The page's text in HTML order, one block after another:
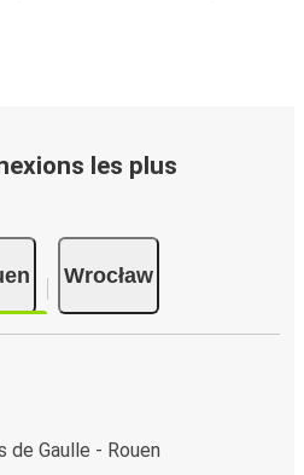
les plus
Wrocław
de Gaulle - Rouen